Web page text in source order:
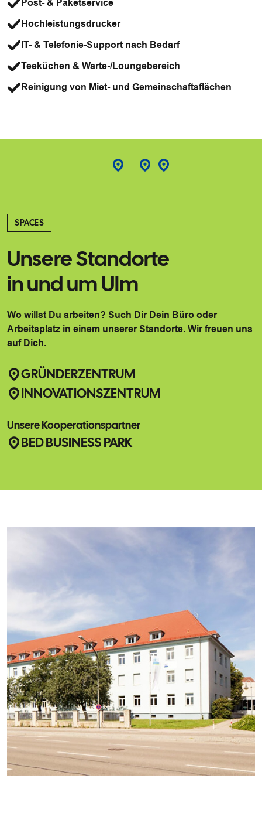
Post- & Paketservice
Hochleistungsdrucker
IT- & Telefonie-Support nach Bedarf
Teeküchen & Warte-/Loungebereich
Reinigung von Miet- und Gemeinschaftsflächen
SPACES
Unsere Standorte
in und um Ulm
Wo willst Du arbeiten? Such Dir Dein Büro oder
Arbeitsplatz in einem unserer Standorte. Wir freuen uns
auf Dich.
GRÜNDERZENTRUM
INNOVATIONSZENTRUM
Unsere Kooperationspartner
BED BUSINESS PARK